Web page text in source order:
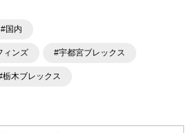
#国内
ィンズ #宇都宮ブレックス
栃木ブレックス